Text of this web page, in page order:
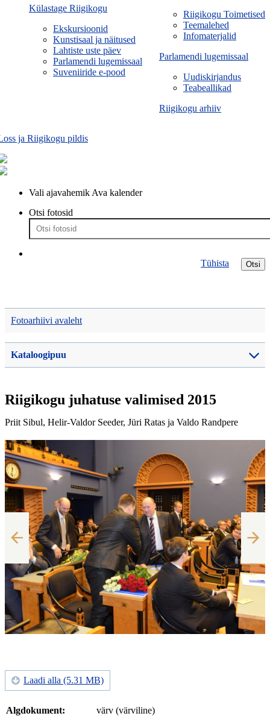
Riigikogu Toimetised
Teemalehed
Infomaterjalid
Parlamendi lugemissaal
Uudiskirjandus
Teabeallikad
Riigikogu arhiiv
Külastage Riigikogu
Ekskursioonid
Kunstisaal ja näitused
Lahtiste uste päev
Parlamendi lugemissaal
Suveniiride e-pood
ja Riigikogu pildis
Vali ajavahemik Ava kalender
Otsi fotosid
Otsi
Tühista
Fotoarhiivi avaleht
Kataloogipuu
Riigikogu juhatuse valimised 2015
Priit Sibul, Helir-Valdor Seeder, Jüri Ratas ja Valdo Randpere
Laadi alla (5.31 MB)
Algdokument:
värv (värviline)